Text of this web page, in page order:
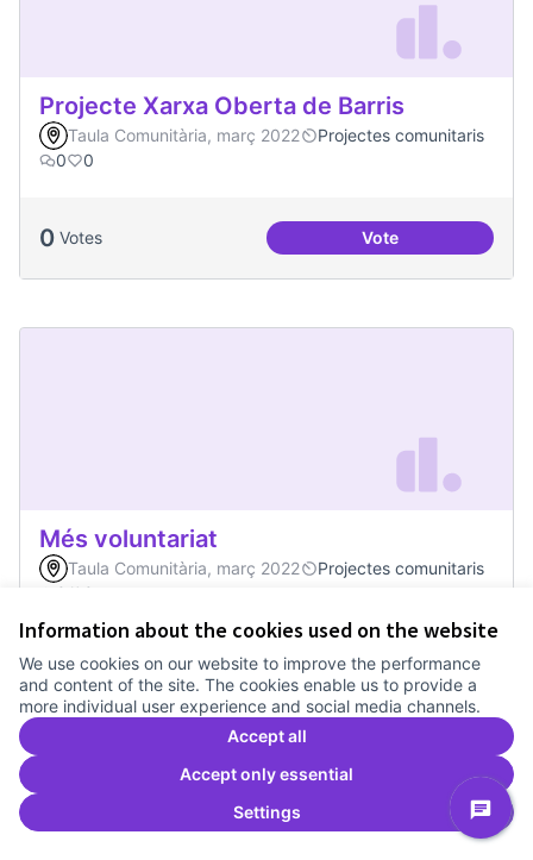
Information about the cookies used on the website
We use cookies on our website to improve the performance
and content of the site. The cookies enable us to provide a
more individual user experience and social media channels.
Accept all
Accept only essential
Settings
Projecte Xarxa Oberta de Barris
Taula Comunitària, març 2022
Projectes comunitaris
0
0
0 Votes VoteProjecte Xarxa
Més voluntariat
Taula Comunitària, març 2022
Projectes comunitaris
0
0
0 Votes VoteMés voluntariat